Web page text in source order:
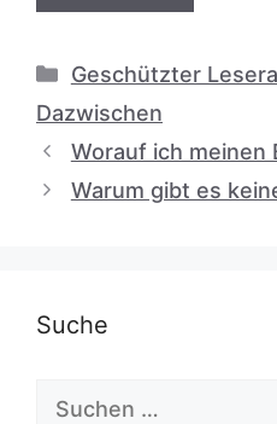
Kategorien
Geschützter
Dazwischen
Worauf ich meinen
Warum gibt es
Suche
Suchen